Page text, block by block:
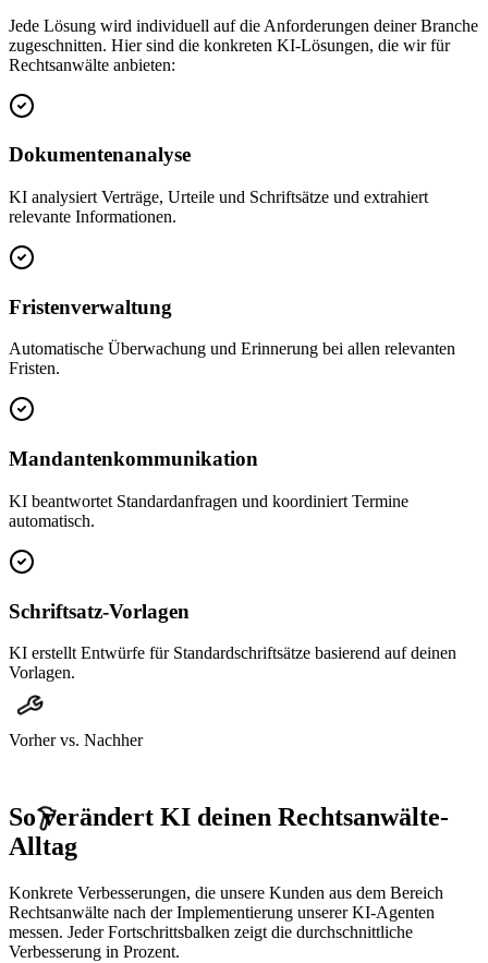
Jede Lösung wird individuell auf die Anforderungen deiner Branche
zugeschnitten. Hier sind die konkreten KI-Lösungen, die wir für
Rechtsanwälte anbieten:
Dokumentenanalyse
KI analysiert Verträge, Urteile und Schriftsätze und extrahiert
relevante Informationen.
Fristenverwaltung
Automatische Überwachung und Erinnerung bei allen relevanten
Fristen.
Mandantenkommunikation
KI beantwortet Standardanfragen und koordiniert Termine
automatisch.
Schriftsatz-Vorlagen
KI erstellt Entwürfe für Standardschriftsätze basierend auf deinen
Vorlagen.
Vorher vs. Nachher
So verändert KI deinen Rechtsanwälte-
Alltag
Konkrete Verbesserungen, die unsere Kunden aus dem Bereich
Rechtsanwälte nach der Implementierung unserer KI-Agenten
messen. Jeder Fortschrittsbalken zeigt die durchschnittliche
Verbesserung in Prozent.